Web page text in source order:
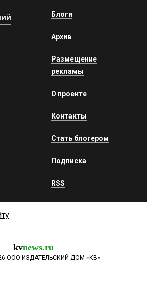
Блоги
Архив
Размещение
рекламы
О проекте
Контакты
Стать блогером
Подписка
RSS
kvnews.ru
ООО ИЗДАТЕЛЬСКИЙ ДОМ «КВ».